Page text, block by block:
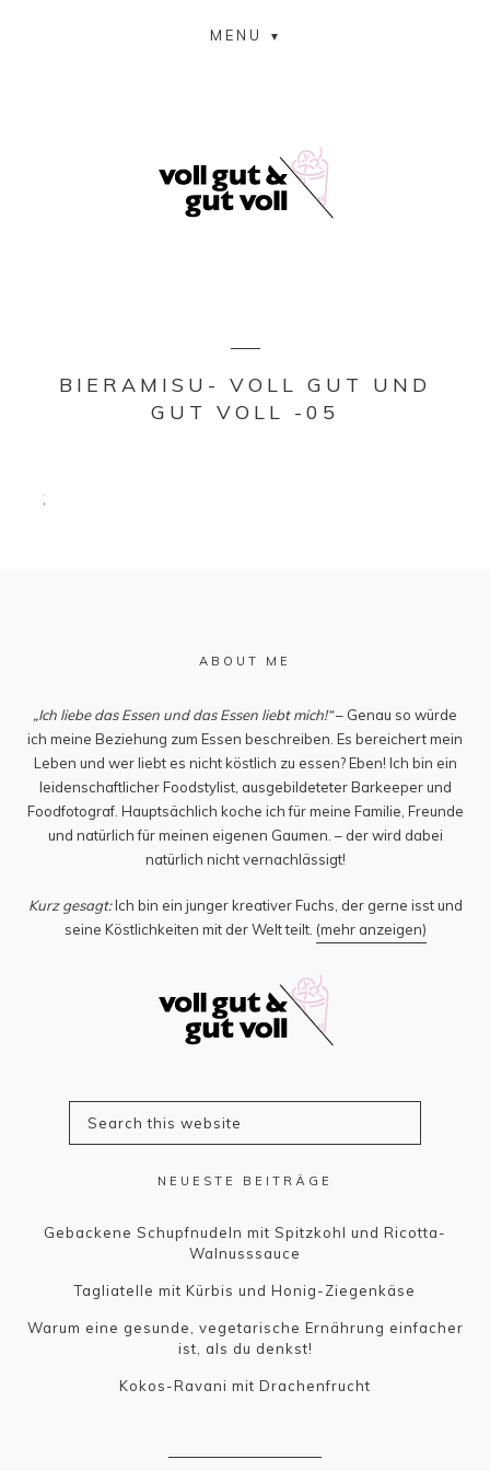
MENU
BIERAMISU- VOLL GUT UND
GUT VOLL -05
ABOUT ME
„Ich liebe das Essen und das Essen liebt mich!“– Genau so würde
ich meine Beziehung zum Essen beschreiben. Es bereichert mein
Leben und wer liebt es nicht köstlich zu essen? Eben! Ich bin ein
leidenschaftlicher Foodstylist, ausgebildeteter Barkeeper und
Foodfotograf. Hauptsächlich koche ich für meine Familie, Freunde
und natürlich für meinen eigenen Gaumen. – der wird dabei
natürlich nicht vernachlässigt!
Kurz gesagt:Ich bin ein junger kreativer Fuchs, der gerne isst und
seine Köstlichkeiten mit der Welt teilt. (mehr anzeigen)
NEUESTE BEITRÄGE
Gebackene Schupfnudeln mit Spitzkohl und Ricotta-
Walnusssauce
Tagliatelle mit Kürbis und Honig-Ziegenkäse
Warum eine gesunde, vegetarische Ernährung einfacher
ist, als du denkst!
Kokos-Ravani mit Drachenfrucht